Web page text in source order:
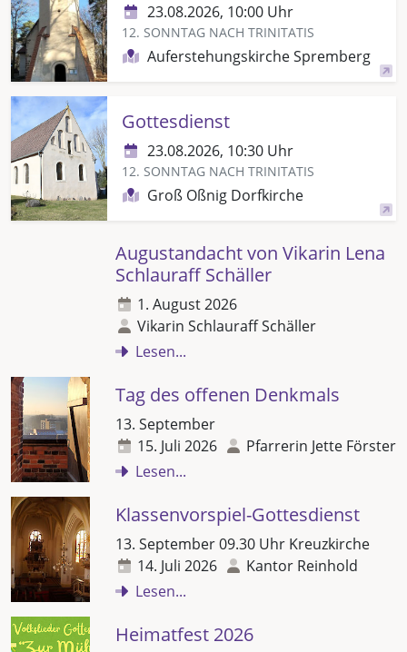
23.08.2026, 10:00 Uhr
12. SONNTAG NACH TRINITATIS
Auferstehungskirche Spremberg
Gottesdienst
23.08.2026, 10:30 Uhr
12. SONNTAG NACH TRINITATIS
Groß Oßnig Dorfkirche
Augustandacht von Vikarin Lena
Schlauraff Schäller
1. August 2026
Vikarin Schlauraff Schäller
Lesen...
Tag des offenen Denkmals
13. September
15. Juli 2026
Pfarrerin Jette Förster
Lesen...
Klassenvorspiel-Gottesdienst
13. September 09.30 Uhr Kreuzkirche
14. Juli 2026
Kantor Reinhold
Lesen...
Heimatfest 2026